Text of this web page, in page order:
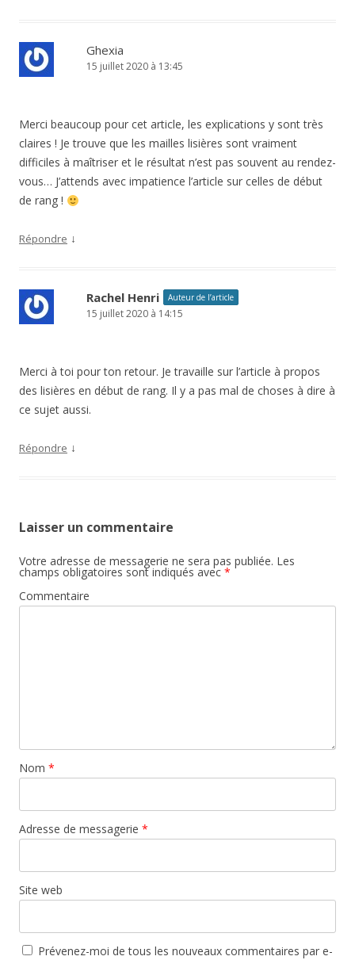
Ghexia
15 juillet 2020 à 13:45
Merci beaucoup pour cet article, les explications y sont très
claires ! Je trouve que les mailles lisières sont vraiment
difficiles à maîtriser et le résultat n’est pas souvent au rendez-
vous… J’attends avec impatience l’article sur celles de début
de rang !
Répondre ↓
Rachel Henri Auteur de l’article
15 juillet 2020 à 14:15
Merci à toi pour ton retour. Je travaille sur l’article à propos
des lisières en début de rang. Il y a pas mal de choses à dire à
ce sujet aussi.
Répondre ↓
Laisser un commentaire
Votre adresse de messagerie ne sera pas publiée. Les
champs obligatoires sont indiqués avec *
Commentaire
Nom *
Adresse de messagerie *
Site web
Prévenez-moi de tous les nouveaux commentaires par e-